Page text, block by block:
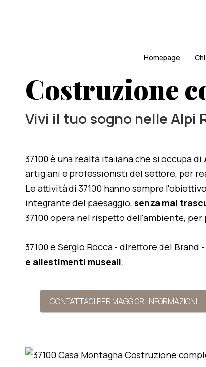
Homepage
Costruzione
Vivi il tuo sogno nelle Alpi
37100 è una realtà italiana che si occupa di
artigiani e professionisti del settore, per
Le attività di 37100 hanno sempre
integrante del paesaggio, senza mai
37100 opera nel rispetto dell'ambiente,
37100 e Sergio Rocca - direttore del Brand -
e allestimenti museali.
CONTATTACI PER MAGGIORI INFORMAZIONI